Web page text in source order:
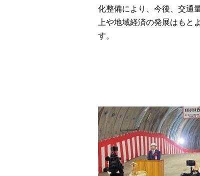
化整備により、今後、交通
上や地域経済の発展はも
す。